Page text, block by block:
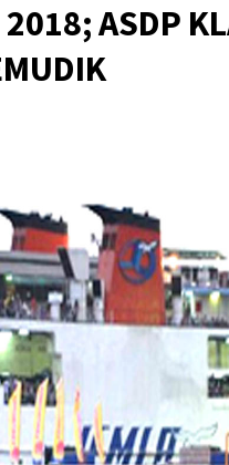
ASDP